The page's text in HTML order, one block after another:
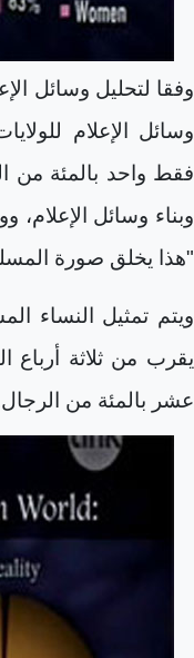
وفقا لتحليل وسائل
وسائل الإعلام
فقط واحد بالمئة من
وبناء وسائل الإعلام،
"هذا يخلق صورة
ويتم تمثيل النساء
يقرب من ثلاثة
عشر بالمئة من